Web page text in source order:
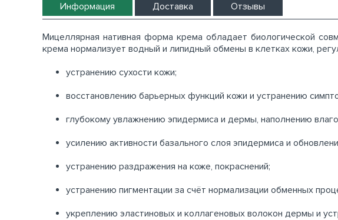
Информация Доставка Отзывы
Мицеллярная нативная форма крема обладает биологической
крема нормализует водный и липидный обмены в клетках кожи,
устранению сухости кожи;
восстановлению барьерных функций кожи и устранению
глубокому увлажнению эпидермиса и дермы, наполнению
усилению активности базального слоя эпидермиса и
устранению раздражения на коже, покраснений;
устранению пигментации за счёт нормализации обменных
укреплению эластиновых и коллагеновых волокон дермы и